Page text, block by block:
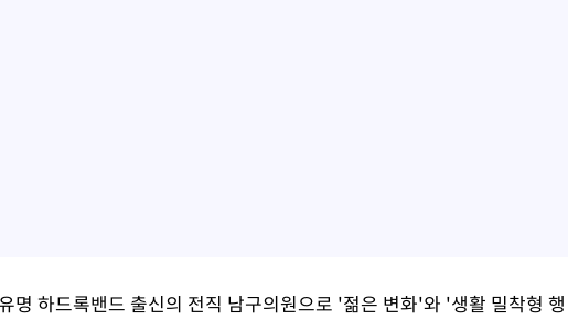
명 하드록밴드 출신의 전직 남구의원으로 '젊은 변화'와 '생활 밀착형 행